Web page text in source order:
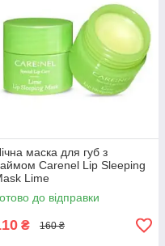
маска для губ з
Carenel Lip Sleeping
Lime
до відправки
₴ 160 ₴